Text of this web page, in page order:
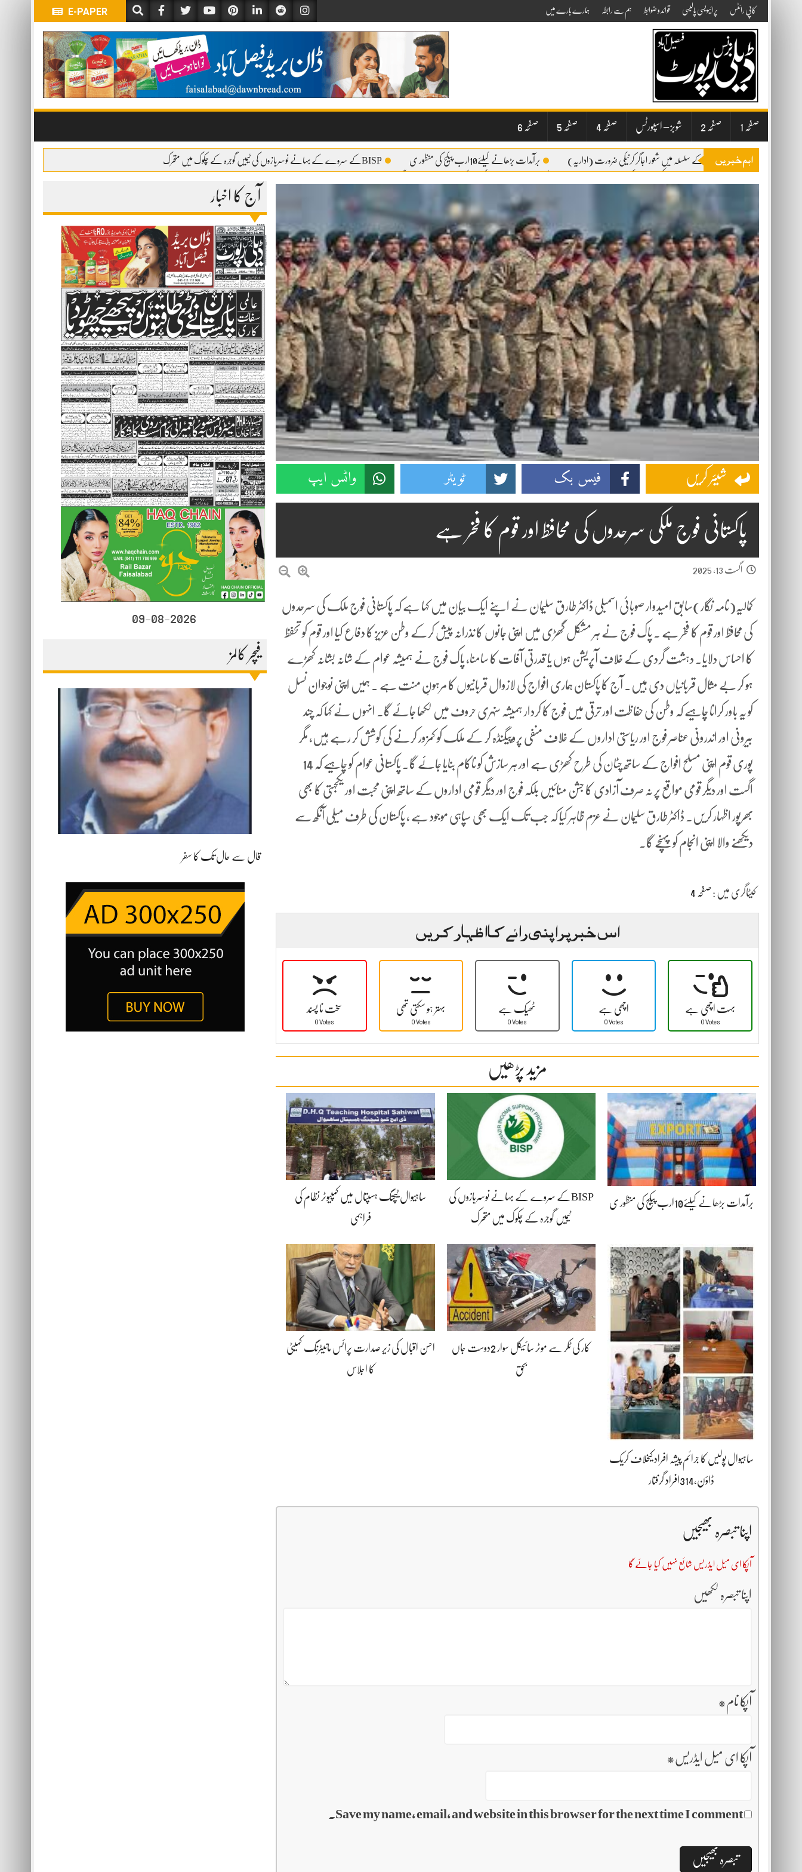
Skip
content
E-PAPER کاپی رائٹس پرائیویسی پالیسی قوائد و ضوابط ہم سے رابطہ ہمارے بارے میں
صفحہ 1 صفحہ 2 شوبز – اسپورٹس صفحہ 4 صفحہ 5 صفحہ 6
اہم خبریں
صفائی ستھرائی کے سلسلہ میں شعور اجاگر کرنیکی ضرورت (اداریہ) برآمدات بڑھانے کیلئے10ارب پیکج کی منظور ی BISPکے سروے کے بہانے نوسربازوں کی ٹیمیں گوجرہ کے چکوک میں متحرک
آج کا اخبار
09-08-2026
فیچر کالمز
قال سے حال تک کا سفر
شیئر کریں فیس بک ٹویٹر واٹس ایپ
پاکستانی فوج ملکی سرحدوں کی محافظ اور قوم کا فخر ہے
اگست 13, 2025
کمالیہ(نامہ نگار)سابق امیدوار صوبائی اسمبلی ڈاکٹر طارق سلیمان نے اپنے ایک بیان میں کہا ہے کہ پاکستانی فوج ملک کی سرحدوں
کی محافظ اور قوم کا فخر ہے ۔ پاک فوج نے ہر مشکل گھڑی میں اپنی جانوں کا نذرانہ پیش کرکے وطن عزیز کا دفاع کیا اور قوم کو تحفظ
کا احساس دلایا۔ دہشت گردی کے خلاف آپریشن ہوں یا قدرتی آفات کا سامنا، پاک فوج نے ہمیشہ عوام کے شانہ بشانہ کھڑے
ہو کر بے مثال قربانیاں دی ہیں۔ آج کا پاکستان ہماری افواج کی لازوال قربانیوں کا مرہونِ منت ہے ۔ ہمیں اپنی نوجوان نسل
کو یہ باور کرانا چاہیے کہ وطن کی حفاظت اور ترقی میں فوج کا کردار ہمیشہ سنہری حروف میں لکھا جائے گا۔ انہوں نے کہا کہ چند
بیرونی اور اندرونی عناصر فوج اور ریاستی اداروں کے خلاف منفی پروپیگنڈہ کر کے ملک کو کمزور کرنے کی کوشش کر رہے ہیں، مگر
پوری قوم اپنی مسلح افواج کے ساتھ چٹان کی طرح کھڑی ہے اور ہر سازش کو ناکام بنایا جائے گا۔ پاکستانی عوام کو چاہیے کہ 14
اگست اور دیگر قومی مواقع پر نہ صرف آزادی کا جشن منائیں بلکہ فوج اور دیگر قومی اداروں کے ساتھ اپنی محبت اور یکجہتی کا بھی
بھرپور اظہار کریں۔ ڈاکٹر طارق سلیمان نے عزم ظاہر کیا کہ جب تک ایک بھی سپاہی موجود ہے ، پاکستان کی طرف میلی آنکھ سے
دیکھنے والا اپنی انجام کو پہنچے گا۔
کیٹاگری میں : صفحہ 4
اس خبر پر اپنی رائے کا اظہار کریں
سخت نا پسند
0 Votes
بہتر ہو سکتی تھی
0 Votes
ٹھیک ہے
0 Votes
اچھی ہے
0 Votes
بہت اچھی ہے
0 Votes
مزید پڑھیں
برآمدات بڑھانے کیلئے10ارب پیکج کی منظور ی
BISPکے سروے کے بہانے نوسربازوں کی
ٹیمیں گوجرہ کے چکوک میں متحرک
ساہیوال ٹیچنگ ہسپتال میں کمپیوٹر نظام کی
فراہمی
ساہیوال پولیس کا جرائم پیشہ افراد کیخلاف کریک
ڈاؤن،314افراد گرفتار
کار کی ٹکر سے موٹر سائیکل سوار 2دوست جاں
بحق
احسن اقبال کی زیر صدارت پرائس مانیٹرنگ کمیٹی
کا اجلاس
اپنا تبصرہ بھیجیں
آپکا ای میل ایڈریس شائع نہیں کیا جائے گا
اپنا تبصرہ لکھیں
آپکا نام *
آپکا ای میل ایڈریس *
Save my name, email, and website in this browser for the next time I comment.